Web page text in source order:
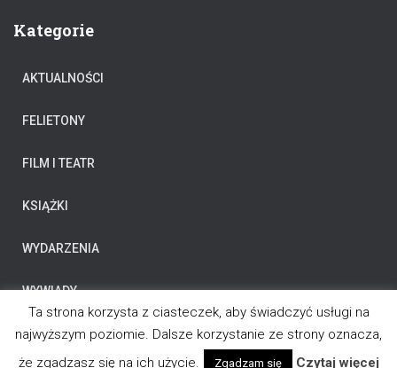
Kategorie
AKTUALNOŚCI
FELIETONY
FILM I TEATR
KSIĄŻKI
WYDARZENIA
WYWIADY
Ta strona korzysta z ciasteczek, aby świadczyć usługi na
najwyższym poziomie. Dalsze korzystanie ze strony oznacza,
że zgadzasz się na ich użycie.
Zgadzam się Czytaj więcej